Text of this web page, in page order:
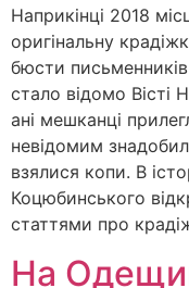
Наприкінці 2018
оригінальну
бюсти
стало відомо Вісті
ані мешканці
невідомим
взялися копи. В
Коцюбинського
статтями про
На